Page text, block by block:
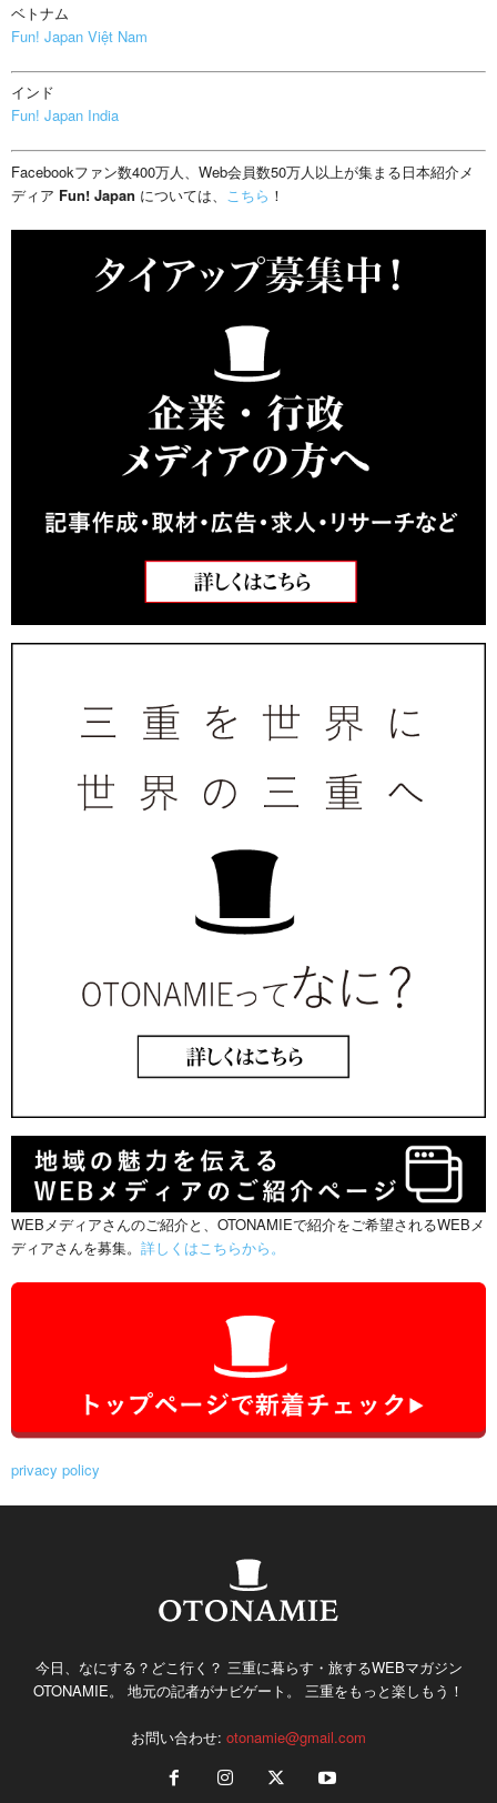
ベトナム
Fun! Japan Việt Nam
インド
Fun! Japan India
Facebookファン数400万人、Web会員数50万人以上が集まる日本紹介メ
ディア Fun! Japan については、 こちら ！
WEBメディアさんのご紹介と、OTONAMIEで紹介をご希望されるWEBメ
ディアさんを募集。 詳しくはこちらから。
privacy policy
今日、なにする？どこ行く？ 三重に暮らす・旅するWEBマガジン
OTONAMIE。 地元の記者がナビゲート。 三重をもっと楽しもう！
お問い合わせ: otonamie@gmail.com